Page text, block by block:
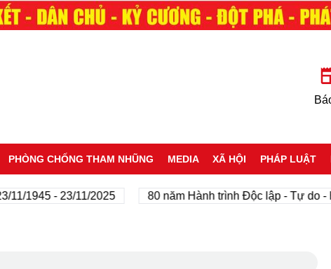
PHÒNG CHỐNG THAM NHŨNG MEDIA XÃ HỘI PHÁP LUẬT
- 23/11/2025 80 năm Hành trình Độc lập - Tự do - Hạnh